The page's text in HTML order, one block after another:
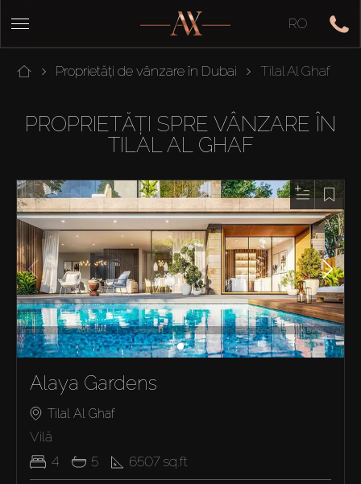
RO
Proprietăți de vânzare în Dubai Tilal Al Ghaf
PROPRIETĂȚI SPRE VÂNZARE ÎN
TILAL AL GHAF
Alaya Gardens
Tilal Al Ghaf
Vilă
4
5 6507 sq.ft